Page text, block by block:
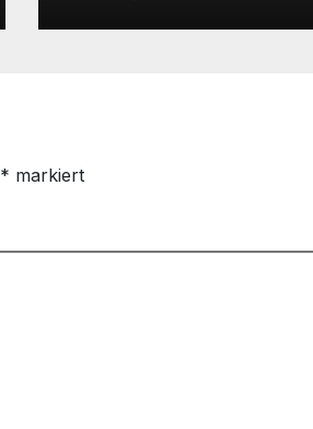
das Schützenfest
2026
* markiert